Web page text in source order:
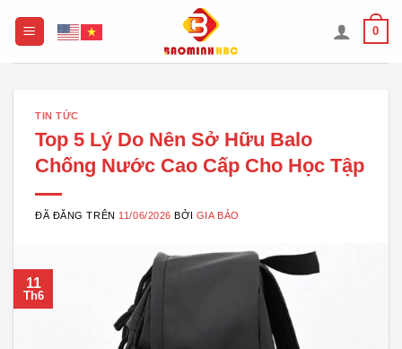
0
TIN TỨC
Top 5 Lý Do Nên Sở Hữu Balo
Chống Nước Cao Cấp Cho Học Tập
ĐÃ ĐĂNG TRÊN 11/06/2026 BỞI GIA BẢO
11
Th6